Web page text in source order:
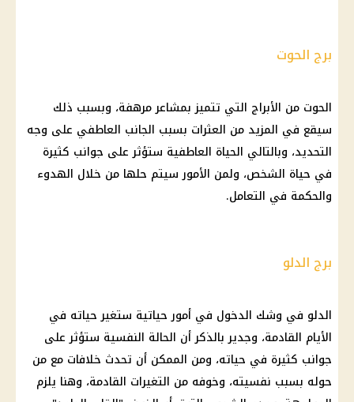
برج الحوت
الحوت من الأبراج التي تتميز بمشاعر مرهفة، وبسبب ذلك
سيقع في المزيد من العثرات بسبب الجانب العاطفي على وجه
التحديد، وبالتالي الحياة العاطفية ستؤثر على جوانب كثيرة
في حياة الشخص، ولمن الأمور سيتم حلها من خلال الهدوء
والحكمة في التعامل.
برج الدلو
الدلو في وشك الدخول في أمور حياتية ستغير حياته في
الأيام القادمة، وجدير بالذكر أن الحالة النفسية ستؤثر على
جوانب كثيرة في حياته، ومن الممكن أن تحدث خلافات مع من
حوله بسبب نفسيته، وخوفه من التغيرات القادمة، وهنا يلزم